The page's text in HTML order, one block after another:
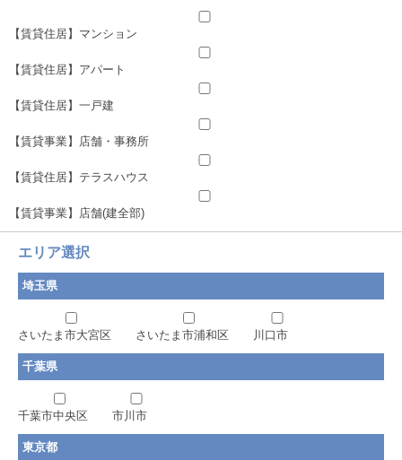
【賃貸住居】マンション
【賃貸住居】アパート
【賃貸住居】一戸建
【賃貸事業】店舗・事務所
【賃貸住居】テラスハウス
【賃貸事業】店舗(建全部)
エリア選択
埼玉県
さいたま市大宮区 さいたま市浦和区 川口市
千葉県
千葉市中央区 市川市
東京都